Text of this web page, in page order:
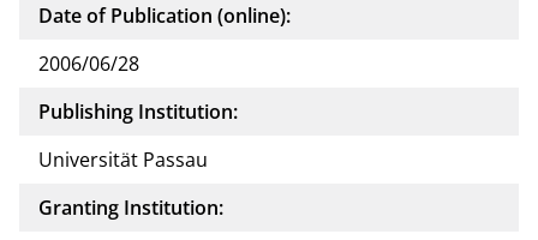
Date of Publication (online):
2006/06/28
Publishing Institution:
Universität Passau
Granting Institution: